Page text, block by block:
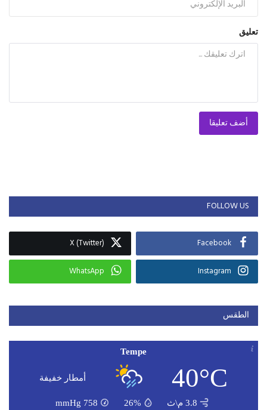
تعليق
أضف تعليقا
FOLLOW US
Facebook
X (Twitter)
Instagram
WhatsApp
الطقس
Tempe
40°C أمطار خفيفة
3.8 م\ث 26%
758
mmHg